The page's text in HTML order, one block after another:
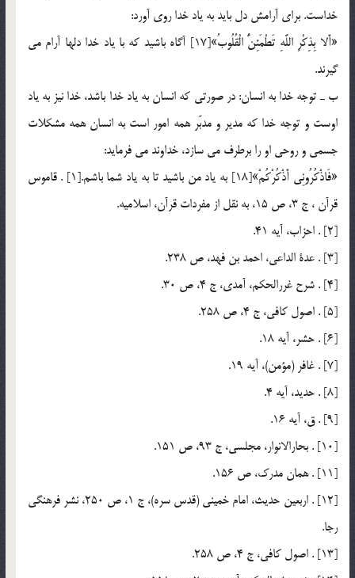
خداست. براي آرامش دل بايد به ياد خدا روي آورد:
«أَلا بِذِكْرِ اللَّهِ تَطْمَئِنُّ الْقُلُوبُ»[17] آگاه باشيد كه با ياد خدا دلها آرام مي
گيرند.
ب ـ توجه خدا به انسان: در صورتي كه انسان به ياد خدا باشد، خدا نيز به ياد
اوست و توجه خدا كه مدير و مدبّر همه امور است به انسان همه مشكلات
جسمي و روحي او را برطرف مي سازد، خداوند مي فرمايد:
«فَاذْكُرُونِي أَذْكُرْكُمْ»[18] به ياد من باشيد تا به ياد شما باشم.[1] . قاموس
قرآن ، ج 3، ص 15، به نقل از مفردات قرآن، اسلاميه.
[2] . احزاب، آيه 41.
[3] . عدة الداعي، احمد بن فهد، ص 238.
[4] . شرح غررالحكم، آمدي، ج 4، ص 30.
[5] . اصول كافي، ج 4، ص 258.
[6] . حشر، آيه 18.
[7] . غافر (مؤمن)، آيه 19.
[8] . حديد، آيه 4.
[9] . ق، آيه 16.
[10] . بحارالانوار، مجلسي، ج 93، ص 151.
[11] . همان مدرك، ص 156.
[12] . اربعين حديث، امام خميني (قدس سره)، ج 1، ص 250، نشر فرهنگي
رجا.
[13] . اصول كافي، ج 4، ص 258.